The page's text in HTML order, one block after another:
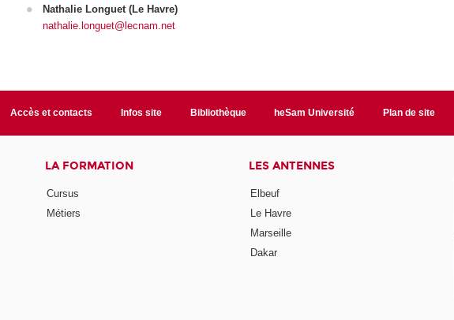
Nathalie Longuet (Le Havre)
nathalie.longuet@lecnam.net
Accès et contacts Infos site Bibliothèque heSam Université Plan de site
LA FORMATION
Cursus
Métiers
LES ANTENNES
Elbeuf
Le Havre
Marseille
Dakar